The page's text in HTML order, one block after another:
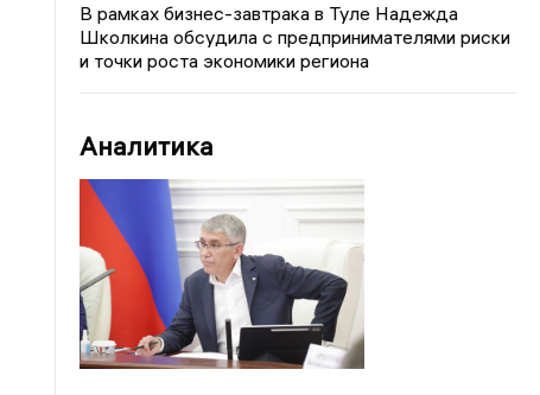
В рамках бизнес-завтрака в Туле Надежда
Школкина обсудила с предпринимателями риски
и точки роста экономики региона
Аналитика